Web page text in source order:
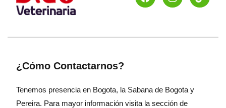
¿Cómo Contactarnos?
Tenemos presencia en Bogota, la Sabana de Bogota y
Pereira. Para mayor información visita la sección de